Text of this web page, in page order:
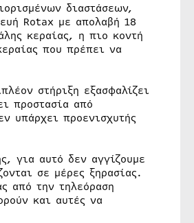
διαστάσεων,
Rotax με απολαβή 18
κεραίας, η πιο κοντή
που πρέπει να
στήριξη εξασφαλίζει
προστασία από
υπάρχει προενισχυτής
για αυτό δεν αγγίζουμε
σε μέρες ξηρασίας.
από την τηλεόραση
και αυτές να